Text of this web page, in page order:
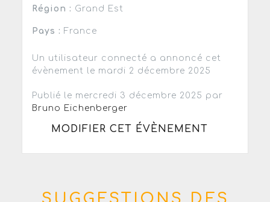
Région : Grand Est
Pays : France
Un utilisateur connecté a annoncé cet
évènement le mardi 2 décembre 2025
Publié le mercredi 3 décembre 2025 par
Bruno Eichenberger
MODIFIER CET ÉVÈNEMENT
SUGGESTIONS DES